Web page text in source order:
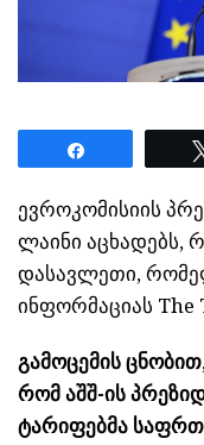
ევროკომისიის
ლაინი აცხადებს,
დასავლეთი,
ინფორმაციას The
გამოცემის
რომ აშშ-ის
ტარიფებმა